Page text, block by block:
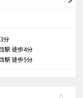
分
駅 徒歩4分
駅 徒歩5分